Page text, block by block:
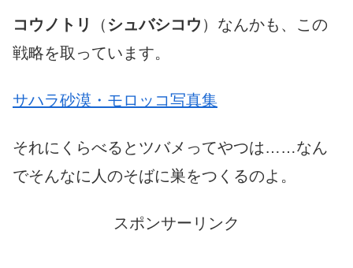
コウノトリ （ シュバシコウ ）なんかも、この
戦略を取っています。
サハラ砂漠・モロッコ写真集
それにくらべるとツバメってやつは……なん
でそんなに人のそばに巣をつくるのよ。
スポンサーリンク